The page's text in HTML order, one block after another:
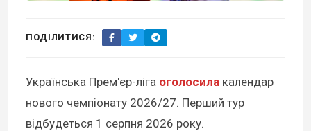
ПОДІЛИТИСЯ:
Українська Прем'єр-ліга оголосила календар
нового чемпіонату 2026/27. Перший тур
відбудеться 1 серпня 2026 року.